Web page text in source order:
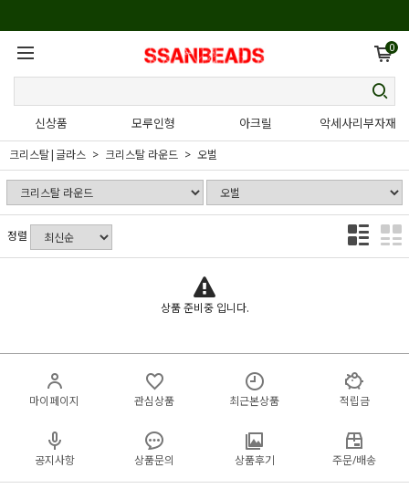
0
신상품 모루인형 아크릴 악세사리부자재
크리스탈|글라스 크리스탈 라운드 오벌
정렬
상품 준비중 입니다.
마이페이지 관심상품 최근본상품 적립금
공지사항 상품문의 상품후기 주문/배송